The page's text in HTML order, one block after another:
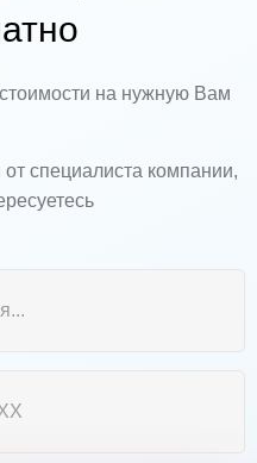
на нужную Вам
специалиста компании,